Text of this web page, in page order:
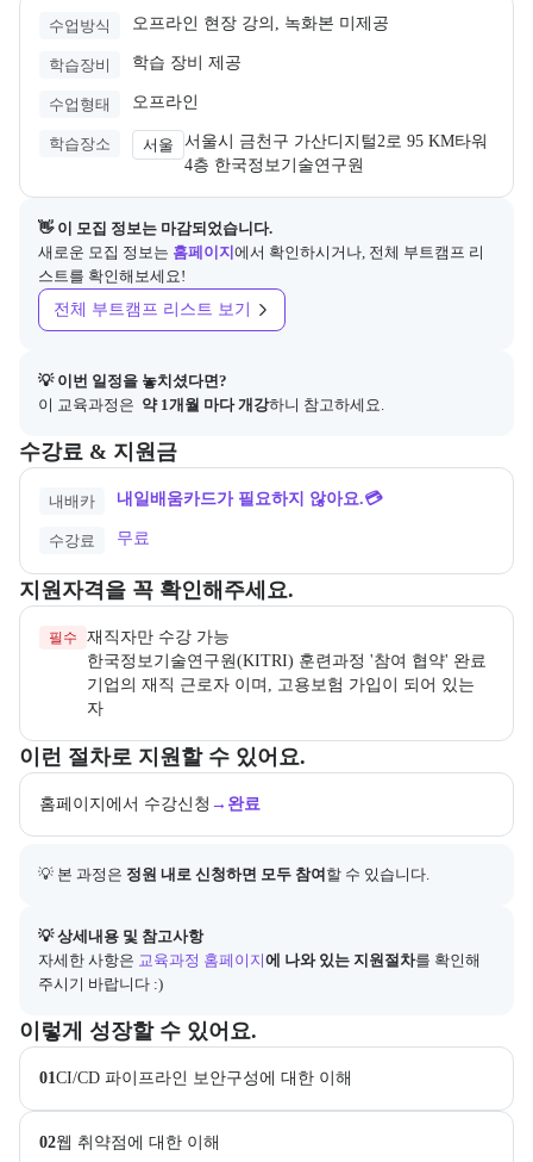
수업방식 오프라인 현장 강의, 녹화본 미제공
학습장비 학습 장비 제공
수업형태 오프라인
학습장소 서울
서울시 금천구 가산디지털2로 95 KM타워
4층 한국정보기술연구원
👋 이 모집 정보는 마감되었습니다.
새로운 모집 정보는 홈페이지 에서 확인하시거나, 전체 부트캠프 리
스트를 확인해보세요!
전체 부트캠프 리스트 보기
💡 이번 일정을 놓치셨다면?
이 교육과정은 약 1개월 마다 개강하니 참고하세요.
수강료 & 지원금
교육과정의 비용 및 결제 관련 정보를 안내한다. 필요 시 정부지원 과
내배카 내일배움카드가 필요하지 않아요.💳
수강료 무료
지원자격을 꼭 확인해주세요.
교육과정 지원 자격과 우대 사항을 각각 묶어서 안내한다.
필수
한국정보기술연구원(KITRI) 훈련과정 '참여 협약' 완료
기업의 재직 근로자 이며, 고용보험 가입이 되어 있는
이런 절차로 지원할 수 있어요.
교육과정 지원 절차와 참여 조건, 상세 참고사항을 안내한다.
홈페이지에서 수강신청 → 완료
💡 본 과정은 정원 내로 신청하면 모두 참여 할 수 있습니다.
💡 상세내용 및 참고사항
아래에는 지원 절차의 상세 설명 및 참고 링크가 포함된다.
자세한 사항은 교육과정 홈페이지에 나와 있는 지원절차를 확인해
주시기 바랍니다 :)
이렇게 성장할 수 있어요.
이 교육과정에서 성취할 수 있는 목표를 항목으로 안내한다. 더보기
01CI/CD 파이프라인 보안구성에 대한 이해
02웹 취약점에 대한 이해